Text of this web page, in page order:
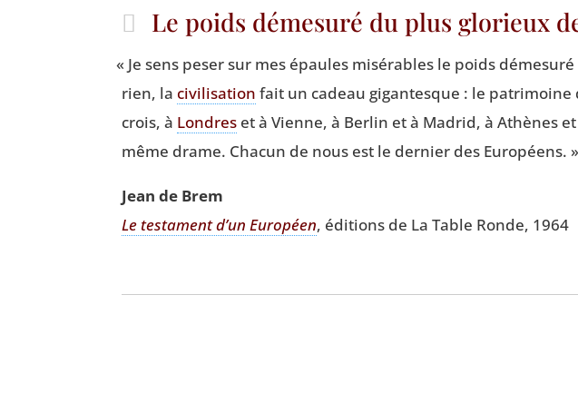
Le poids démesuré du plus glorieux
« Je sens peser sur mes épaules misé­rables le poids
rien, la civi­li­sa­tion fait un cadeau gigan­tesque : le patri­moine
crois, à Londres et à Vienne, à Ber­lin et à Madrid, à Athènes
même drame. Cha­cun de nous est le der­nier des Européens. »
Jean de Brem
Le tes­ta­ment d’un Euro­péen, édi­tions de La Table Ronde, 1964